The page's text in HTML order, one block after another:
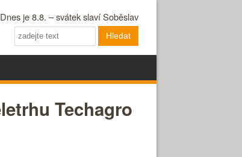
Dnes je 8.8. – svátek slaví Soběslav
Hledat
Techagro